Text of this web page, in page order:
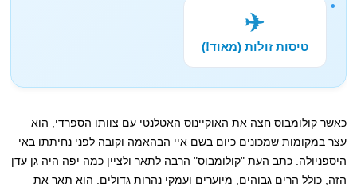
✈️
טיסות זולות (מאוד!)
כאשר קולומבוס חצה את האוקיינוס ​​האטלנטי עם צוותו הספרדי, הוא
עצר במקומות שמכונים כיום בשם איי הבהאמה וקובה לפני נחיתתו באי
היספניולה. כתב העת "קולומבוס" הרבה לתאר ולציין כמה יפה היה גן עדן
הזה, כולל הרים גבוהים, מיוערים ועמקי נהרות גדולים. הוא תאר את